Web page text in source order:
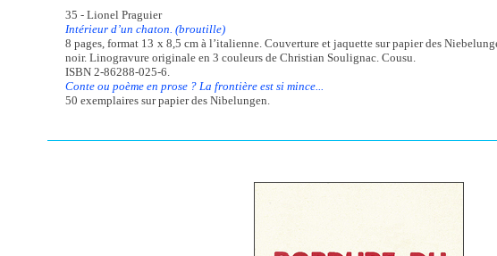
35 - Lionel Praguier
Intérieur d’un chaton. (broutille)
8 pages, format 13 x 8,5 cm à l’italienne. Couverture et jaquette sur papier des
noir. Linogravure originale en 3 couleurs de Christian Soulignac. Cousu.
ISBN 2-86288-025-6.
Conte ou poème en prose ? La frontière est si mince...
50 exemplaires sur papier des Nibelungen.